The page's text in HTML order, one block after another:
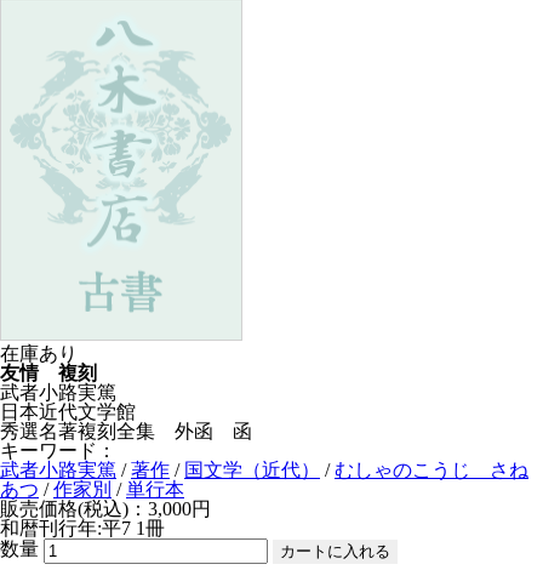
在庫あり
友情 複刻
武者小路実篤
日本近代文学館
秀選名著複刻全集 外函 函
キーワード：
武者小路実篤 /著作 / 国文学（近代） /むしゃのこうじ さね
あつ /作家別 /単行本
販売価格(税込)：3,000円
和暦刊行年:平7 1冊
数量